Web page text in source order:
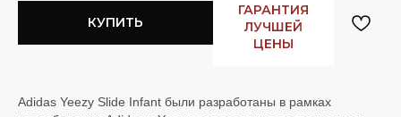
КУПИТЬ
ГАРАНТИЯ
ЛУЧШЕЙ
ЦЕНЫ
Adidas Yeezy Slide Infant были разработаны в рамках